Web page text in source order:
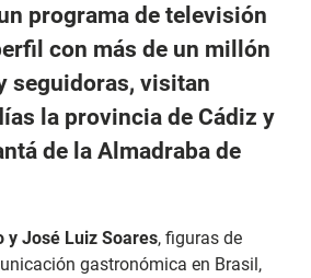
programa de televisión
con más de un millón
seguidoras, visitan
la provincia de Cádiz y
de la Almadraba de
y José Luiz Soares, figuras de
gastronómica en Brasil,